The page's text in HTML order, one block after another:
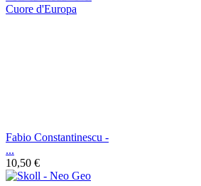
Fabio Constantinescu -
...
10,50 €